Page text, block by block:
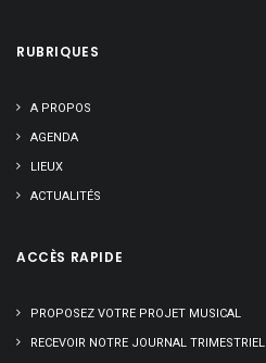
RUBRIQUES
A PROPOS
AGENDA
LIEUX
ACTUALITÉS
ACCÈS RAPIDE
PROPOSEZ VOTRE PROJET MUSICAL
RECEVOIR NOTRE JOURNAL TRIMESTRIEL